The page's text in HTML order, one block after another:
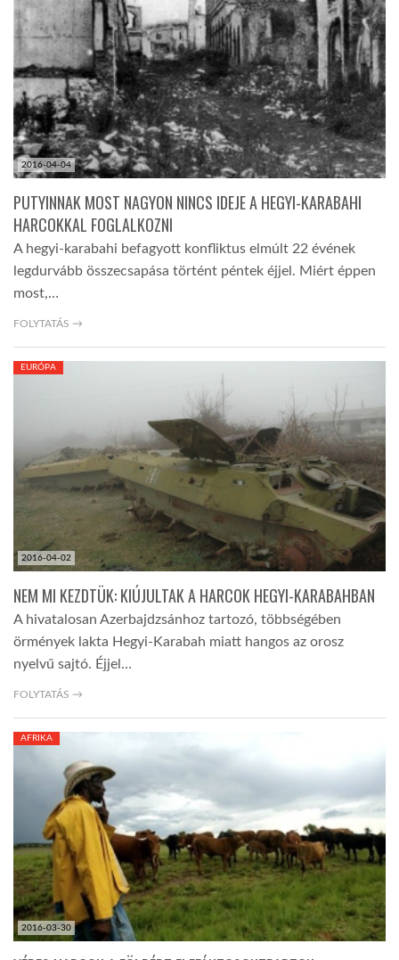
2016-04-04
PUTYINNAK MOST NAGYON NINCS IDEJE A HEGYI-KARABAHI
HARCOKKAL FOGLALKOZNI
A hegyi-karabahi befagyott konfliktus elmúlt 22 évének
legdurvább összecsapása történt péntek éjjel. Miért éppen
most,…
FOLYTATÁS →
2016-04-02
EURÓPA
NEM MI KEZDTÜK: KIÚJULTAK A HARCOK HEGYI-KARABAHBAN
A hivatalosan Azerbajdzsánhoz tartozó, többségében
örmények lakta Hegyi-Karabah miatt hangos az orosz
nyelvű sajtó. Éjjel…
FOLYTATÁS →
2016-03-30
AFRIKA